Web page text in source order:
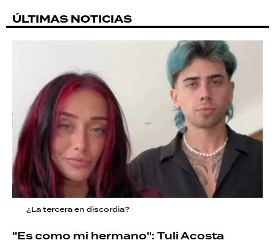
ÚLTIMAS NOTICIAS
¿La tercera en discordia?
"Es como mi hermano": Tuli Acosta